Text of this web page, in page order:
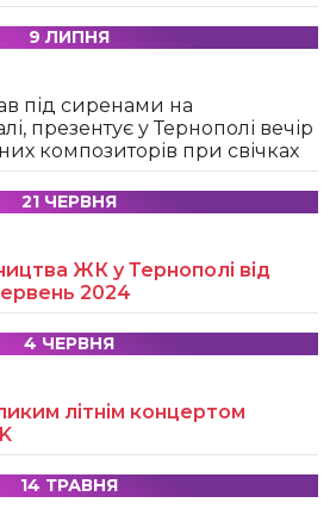
9 ЛИПНЯ
під сиренами на
презентує у Тернополі вечір
композиторів при свічках
21 ЧЕРВНЯ
ЖК у Тернополі від
2024
4 ЧЕРВНЯ
літнім концертом
14 ТРАВНЯ